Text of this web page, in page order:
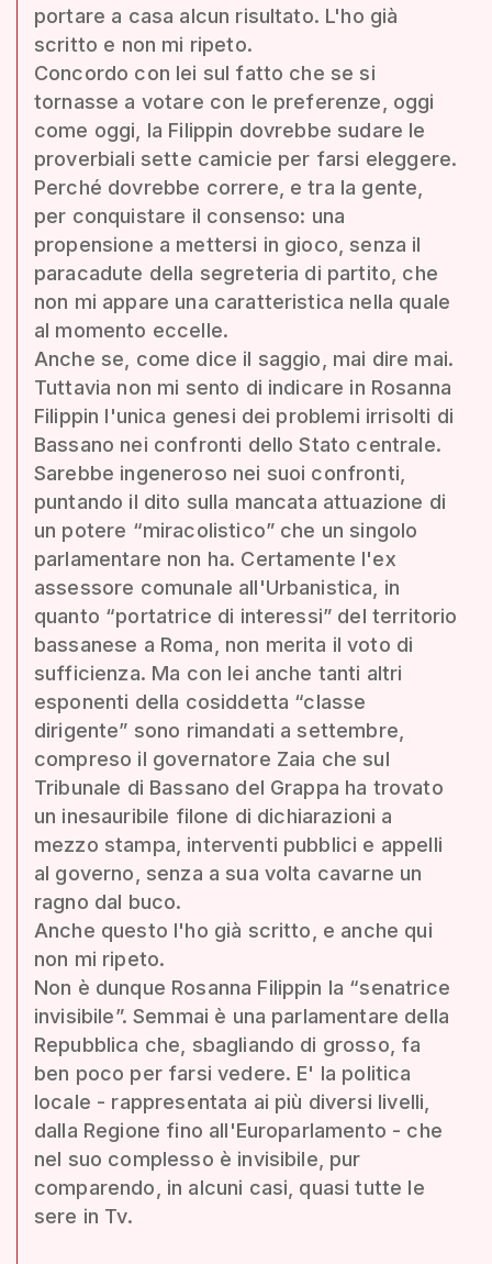
portare a casa alcun risultato. L'ho già
scritto e non mi ripeto.
Concordo con lei sul fatto che se si
tornasse a votare con le preferenze, oggi
come oggi, la Filippin dovrebbe sudare le
proverbiali sette camicie per farsi eleggere.
Perché dovrebbe correre, e tra la gente,
per conquistare il consenso: una
propensione a mettersi in gioco, senza il
paracadute della segreteria di partito, che
non mi appare una caratteristica nella quale
al momento eccelle.
Anche se, come dice il saggio, mai dire mai.
Tuttavia non mi sento di indicare in Rosanna
Filippin l'unica genesi dei problemi irrisolti di
Bassano nei confronti dello Stato centrale.
Sarebbe ingeneroso nei suoi confronti,
puntando il dito sulla mancata attuazione di
un potere “miracolistico” che un singolo
parlamentare non ha. Certamente l'ex
assessore comunale all'Urbanistica, in
quanto “portatrice di interessi” del territorio
bassanese a Roma, non merita il voto di
sufficienza. Ma con lei anche tanti altri
esponenti della cosiddetta “classe
dirigente” sono rimandati a settembre,
compreso il governatore Zaia che sul
Tribunale di Bassano del Grappa ha trovato
un inesauribile filone di dichiarazioni a
mezzo stampa, interventi pubblici e appelli
al governo, senza a sua volta cavarne un
ragno dal buco.
Anche questo l'ho già scritto, e anche qui
non mi ripeto.
Non è dunque Rosanna Filippin la “senatrice
invisibile”. Semmai è una parlamentare della
Repubblica che, sbagliando di grosso, fa
ben poco per farsi vedere. E' la politica
locale - rappresentata ai più diversi livelli,
dalla Regione fino all'Europarlamento - che
nel suo complesso è invisibile, pur
comparendo, in alcuni casi, quasi tutte le
sere in Tv.